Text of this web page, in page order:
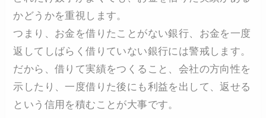
かどうかを重視します。
つまり、お金を借りたことがない銀行、お金を一度
返してしばらく借りていない銀行には警戒します。
だから、借りて実績をつくること、会社の方向性を
示したり、一度借りた後にも利益を出して、返せる
という信用を積むことが大事です。